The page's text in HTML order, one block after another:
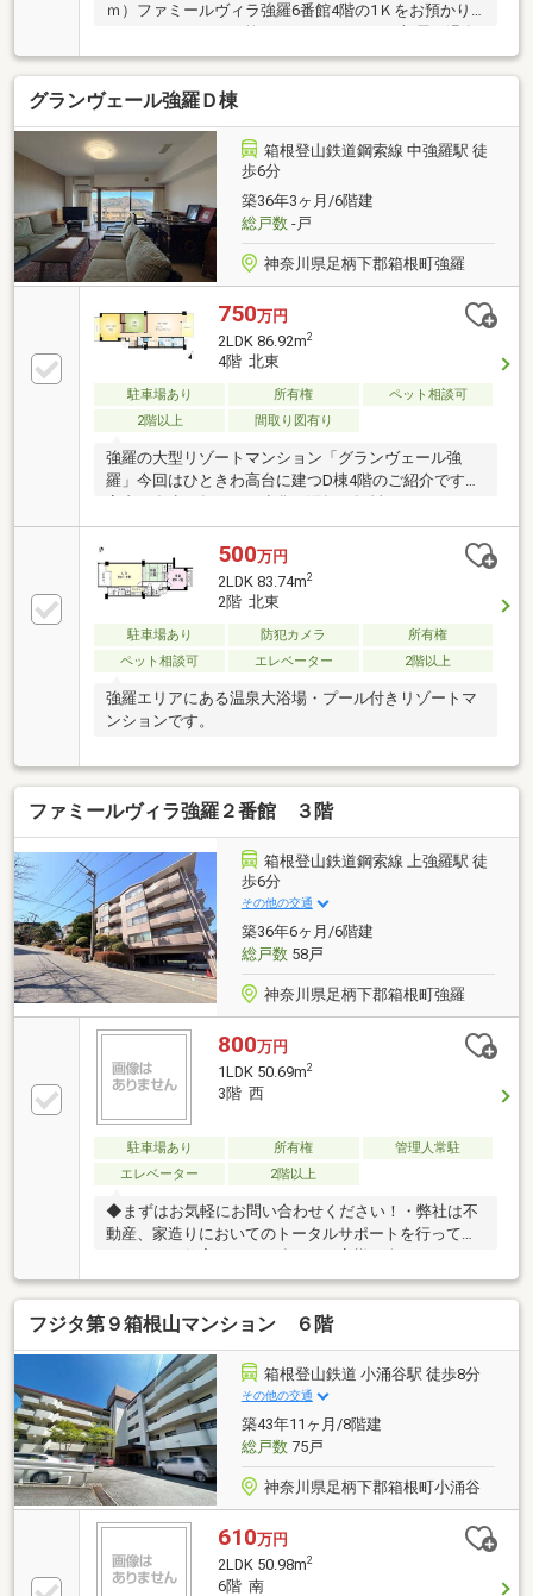
ｍ）ファミールヴィラ強羅6番館4階の1Ｋをお預かり
しました。コストを抑え、コンパクトなお部屋で温泉
を愉しみたい、そんなお客様におすすめです。本格的
な温泉大浴場、安心の地下駐車場付きで評判の良いマ
ンションです。お問い合わせをお待ちしております。
グランヴェール強羅Ｄ棟
箱根登山鉄道鋼索線 中強羅駅 徒
歩6分
築36年3ヶ月/6階建
総戸数-戸
神奈川県足柄下郡箱根町強羅
750万円
2LDK 86.92m2
4階 北東
駐車場あり 所有権
ペット相談可
2階以上
間取り図有り
強羅の大型リゾートマンション「グランヴェール強
羅」今回はひときわ高台に建つD棟4階のご紹介です。
ォームが必要な状態ですが、爽やかなな眺望が魅力で
す。現在も売主様が居住中のため、ご見学いただける
際は、事前のご予約をお願いいたします。2種類の泉
質を愉しめる温泉大浴場、屋内プール・テニスコート
ければと存じます。
500万円
2LDK 83.74m2
2階 北東
駐車場あり 防犯カメラ
所有権
ペット相談可
エレベーター 2階以上
強羅エリアにある温泉大浴場・プール付きリゾートマ
ンションです。
ファミールヴィラ強羅２番館 ３階
箱根登山鉄道鋼索線 上強羅駅 徒
歩6分
その他の交通
築36年6ヶ月/6階建
総戸数58戸
神奈川県足柄下郡箱根町強羅
800万円
1LDK 50.69m2
3階 西
駐車場あり 所有権
管理人常駐
エレベーター
2階以上
◆まずはお気軽にお問い合わせください！・弊社は不
動産、家造りにおいてのトータルサポートを行ってお
ったご提案をさせていただきます。・スタッフ一同、
誠心誠意ご対応させていただきます！◆経験知識が豊
富なスタッフが在籍！迅速な対応を心掛けておりま
す。・お問合せを受けてから即日ご対応をさせていた
だきます。・その他物件情報も多数ございます！お気
軽にお問い合わせください。
フジタ第９箱根山マンション ６階
箱根登山鉄道 小涌谷駅 徒歩8分
その他の交通
築43年11ヶ月/8階建
総戸数75戸
神奈川県足柄下郡箱根町小涌谷
610万円
2LDK 50.98m2
6階 南